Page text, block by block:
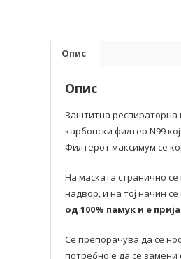
Опис
Опис
Заштитна респираторна
карбонски филтер N99
Филтерот максимум се
На маската странично
надвор, и на тој начин
од 100% памук и е
Се препорачува да се
потребно е да се замени